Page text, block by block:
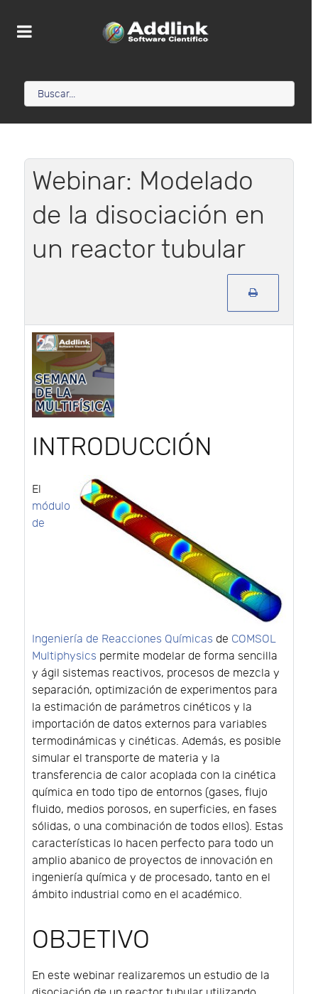
Webinar: Modelado
de la disociación en
un reactor tubular
INTRODUCCIÓN
El
módulo
de
Ingeniería de Reacciones Químicas de COMSOL
Multiphysics permite modelar de forma sencilla
y ágil sistemas reactivos, procesos de mezcla y
separación, optimización de experimentos para
la estimación de parámetros cinéticos y la
importación de datos externos para variables
termodinámicas y cinéticas. Además, es posible
simular el transporte de materia y la
transferencia de calor acoplada con la cinética
química en todo tipo de entornos (gases, flujo
fluido, medios porosos, en superficies, en fases
sólidas, o una combinación de todos ellos). Estas
características lo hacen perfecto para todo un
amplio abanico de proyectos de innovación en
ingeniería química y de procesado, tanto en el
ámbito industrial como en el académico.
OBJETIVO
En este webinar realizaremos un estudio de la